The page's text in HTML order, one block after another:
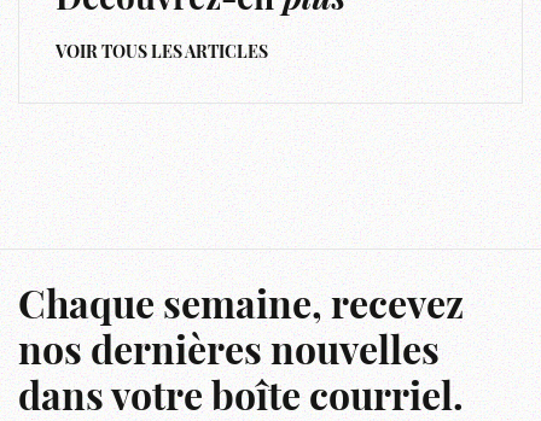
VOIR TOUS LES ARTICLES
Chaque semaine, recevez
nos dernières nouvelles
dans votre boîte courriel.